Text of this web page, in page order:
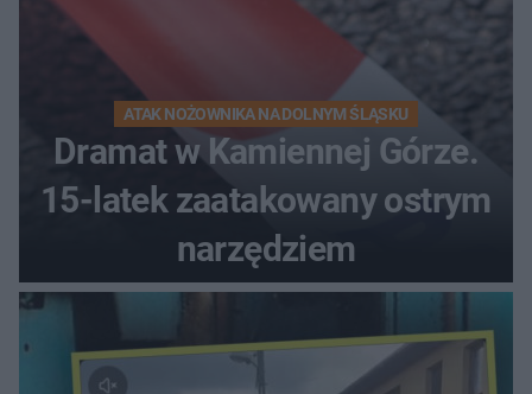
ATAK NOŻOWNIKA NA DOLNYM ŚLĄSKU
Dramat w Kamiennej Górze.
15-latek zaatakowany ostrym
narzędziem